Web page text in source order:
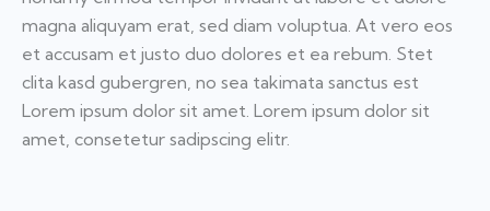
magna aliquyam erat, sed diam voluptua. At vero eos
et accusam et justo duo dolores et ea rebum. Stet
clita kasd gubergren, no sea takimata sanctus est
Lorem ipsum dolor sit amet. Lorem ipsum dolor sit
amet, consetetur sadipscing elitr.